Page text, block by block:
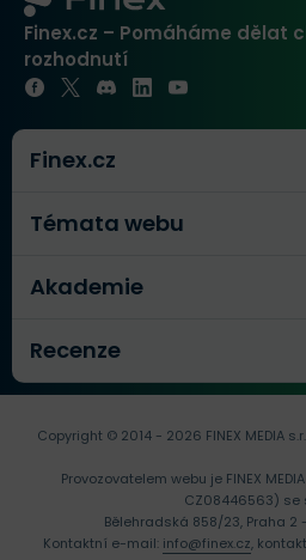
Finex.cz – Pomáháme dělat
rozhodnutí
Finex.cz
Témata webu
Akademie
Recenze
Copyright © 2014 - 2026 FINEX MEDIA
Provozovatelem webu je FINEX
CZ08446563) se
Bělehradská 858/23, Praha 2
Kontaktní e-mail: info@finex.cz,